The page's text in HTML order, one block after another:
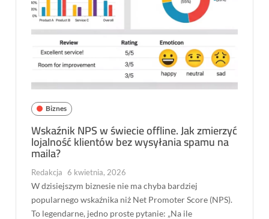
Biznes
Wskaźnik NPS w świecie offline. Jak zmierzyć
lojalność klientów bez wysyłania spamu na
maila?
Redakcja 6 kwietnia, 2026
W dzisiejszym biznesie nie ma chyba bardziej
popularnego wskaźnika niż Net Promoter Score (NPS).
To legendarne, jedno proste pytanie: „Na ile